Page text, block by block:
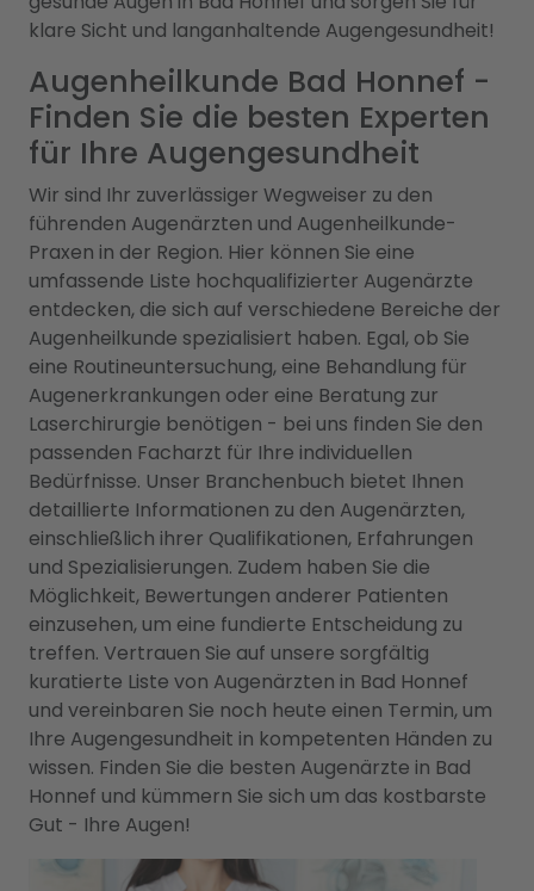
klare Sicht und langanhaltende Augengesundheit!
Augenheilkunde Bad Honnef -
Finden Sie die besten Experten
für Ihre Augengesundheit
Wir sind Ihr zuverlässiger Wegweiser zu den
führenden Augenärzten und Augenheilkunde-
Praxen in der Region. Hier können Sie eine
umfassende Liste hochqualifizierter Augenärzte
entdecken, die sich auf verschiedene Bereiche der
Augenheilkunde spezialisiert haben. Egal, ob Sie
eine Routineuntersuchung, eine Behandlung für
Augenerkrankungen oder eine Beratung zur
Laserchirurgie benötigen - bei uns finden Sie den
passenden Facharzt für Ihre individuellen
Bedürfnisse. Unser Branchenbuch bietet Ihnen
detaillierte Informationen zu den Augenärzten,
einschließlich ihrer Qualifikationen, Erfahrungen
und Spezialisierungen. Zudem haben Sie die
Möglichkeit, Bewertungen anderer Patienten
einzusehen, um eine fundierte Entscheidung zu
treffen. Vertrauen Sie auf unsere sorgfältig
kuratierte Liste von Augenärzten in Bad Honnef
und vereinbaren Sie noch heute einen Termin, um
Ihre Augengesundheit in kompetenten Händen zu
wissen. Finden Sie die besten Augenärzte in Bad
Honnef und kümmern Sie sich um das kostbarste
Gut - Ihre Augen!